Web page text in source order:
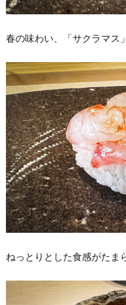
春の味わい、「サクラマス」
ねっとりとした食感がたま